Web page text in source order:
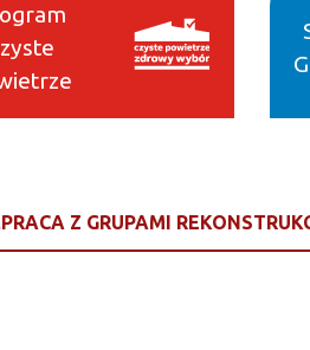
Z GRUPAMI